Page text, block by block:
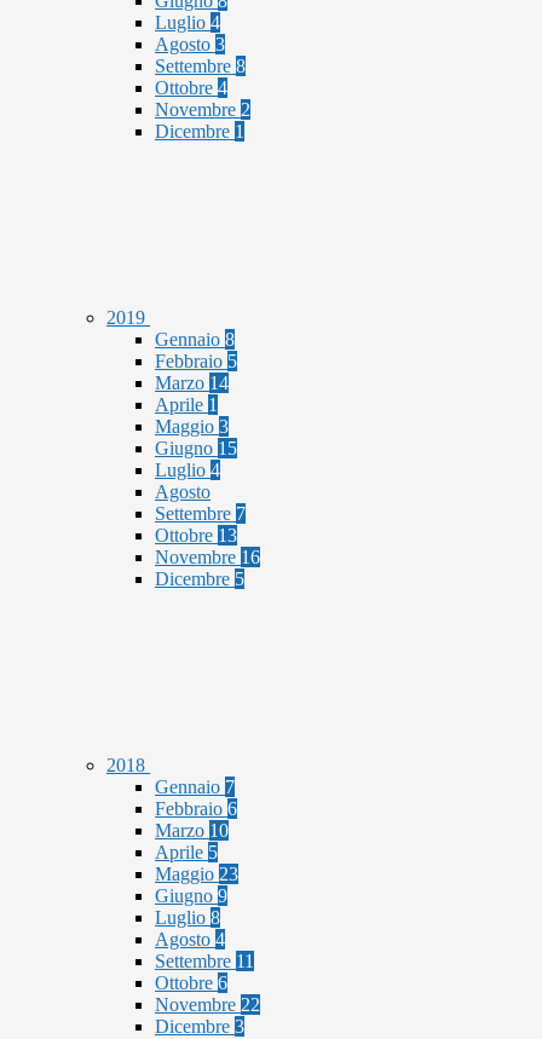
Luglio 4
Agosto 3
Settembre 8
Ottobre 4
Novembre 2
Dicembre 1
2019
Gennaio 8
Febbraio 5
Marzo 14
Aprile 1
Maggio 3
Giugno 15
Luglio 4
Agosto
Settembre 7
Ottobre 13
Novembre 16
Dicembre 5
2018
Gennaio 7
Febbraio 6
Marzo 10
Aprile 5
Maggio 23
Giugno 9
Luglio 8
Agosto 4
Settembre 11
Ottobre 6
Novembre 22
Dicembre 3